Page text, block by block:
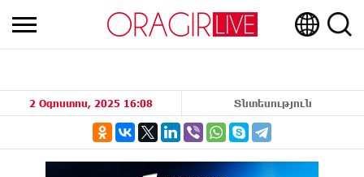
2 Օգոստոս, 2025 16:08 Տնտեսություն